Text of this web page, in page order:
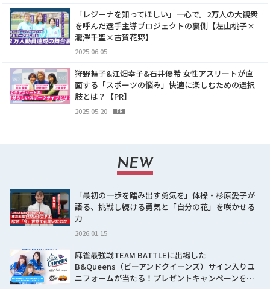
「レジーナを知ってほしい」一心で。2万人の大観衆
を呼んだ選手主導プロジェクトの裏側【左山桃子×
瀧澤千聖×古賀花野】
2025.06.05
狩野舞子&江畑幸子&石井優希 女性アスリートが直
面する「スポーツの悩み」快適に楽しむための選択
肢とは？【PR】
2025.05.20 PR
NEW
「最初の一歩を踏み出す勇気を」体操・杉原愛子が
語る、挑戦し続ける勇気と「自分の花」を咲かせる
力
2026.01.15
麻雀最強戦TEAM BATTLEに出場した
B&Queens（ビーアンドクイーンズ）サイン入りユ
ニフォームが当たる！プレゼントキャンペーンを…